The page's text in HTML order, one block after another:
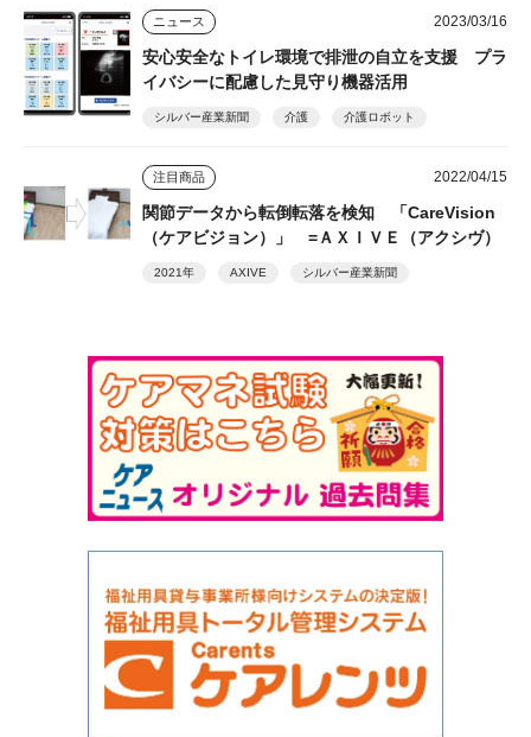
ニュース 2023/03/16
安心安全なトイレ環境で排泄の自立を支援 プラ
イバシーに配慮した見守り機器活用
シルバー産業新聞 介護 介護ロボット
注目商品 2022/04/15
関節データから転倒転落を検知 「CareVision
（ケアビジョン）」 =ＡＸＩＶＥ（アクシヴ）
2021年 AXIVE シルバー産業新聞